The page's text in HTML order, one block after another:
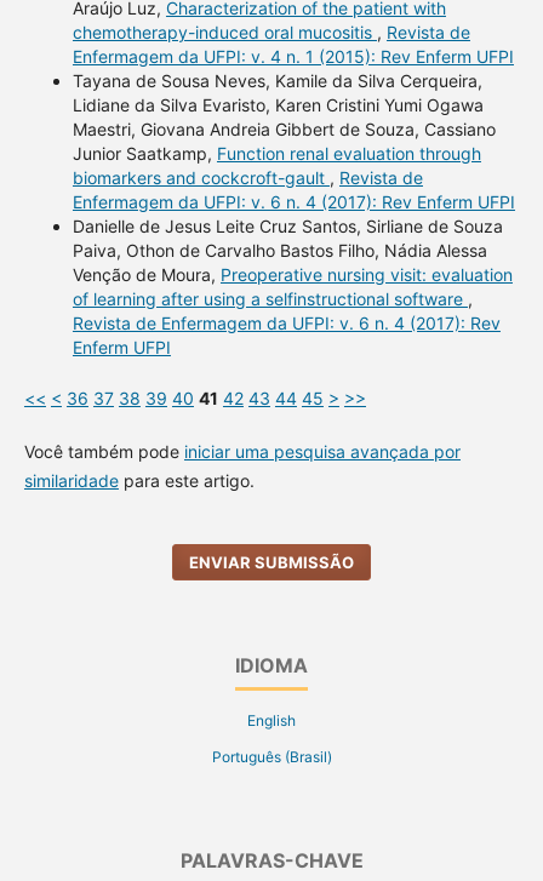
Araújo Luz, Characterization of the patient with
chemotherapy-induced oral mucositis , Revista de
Enfermagem da UFPI: v. 4 n. 1 (2015): Rev Enferm UFPI
Tayana de Sousa Neves, Kamile da Silva Cerqueira,
Lidiane da Silva Evaristo, Karen Cristini Yumi Ogawa
Maestri, Giovana Andreia Gibbert de Souza, Cassiano
Junior Saatkamp, Function renal evaluation through
biomarkers and cockcroft-gault , Revista de
Enfermagem da UFPI: v. 6 n. 4 (2017): Rev Enferm UFPI
Danielle de Jesus Leite Cruz Santos, Sirliane de Souza
Paiva, Othon de Carvalho Bastos Filho, Nádia Alessa
Venção de Moura, Preoperative nursing visit: evaluation
of learning after using a selfinstructional software ,
Revista de Enfermagem da UFPI: v. 6 n. 4 (2017): Rev
Enferm UFPI
<< < 36 37 38 39 40 41 42 43 44 45 > >>
Você também pode iniciar uma pesquisa avançada por
similaridadepara este artigo.
ENVIAR SUBMISSÃO
IDIOMA
English
Português (Brasil)
PALAVRAS-CHAVE